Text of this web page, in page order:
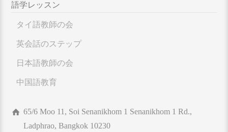
語学レッスン
タイ語教師の会
英会話のステップ
日本語教師の会
中国語教育
65/6 Moo 11, Soi Senanikhom 1 Senanikhom 1 Rd.,
Ladphrao, Bangkok 10230